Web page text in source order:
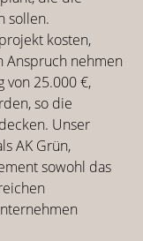
sollen.
kosten,
Anspruch nehmen
von 25.000 €,
so die
Unser
AK Grün,
sowohl das